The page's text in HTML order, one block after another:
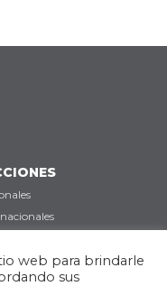
web para brindarle
sus